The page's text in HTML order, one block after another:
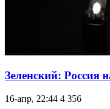
Зеленский: Россия
16-апр, 22:44 4 356